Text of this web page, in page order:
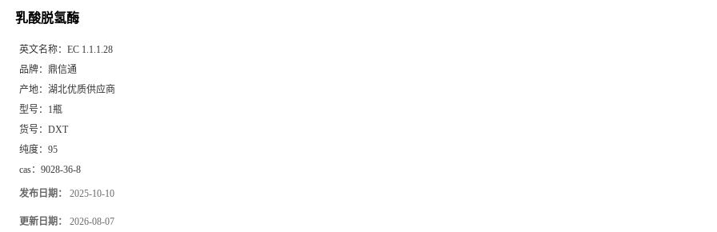
乳酸脱氢酶
英文名称： EC 1.1.1.28
品牌： 鼎信通
产地： 湖北优质供应商
型号： 1瓶
货号： DXT
纯度： 95
cas： 9028-36-8
发布日期： 2025-10-10
更新日期： 2026-08-07